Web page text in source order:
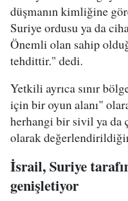
düşmanın kimliğine
Suriye ordusu ya da
Önemli olan sahip
tehdittir." dedi.
Yetkili ayrıca sınır
için bir oyun alanı"
herhangi bir sivil ya da
olarak
İsrail, Suriye
genişletiyor